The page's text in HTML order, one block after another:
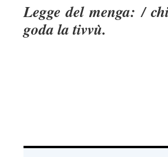
Legge del menga: /
goda la tivvù.